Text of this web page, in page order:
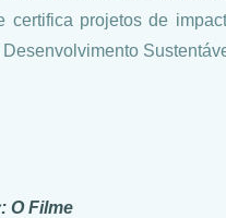
certifica projetos de
O Filme